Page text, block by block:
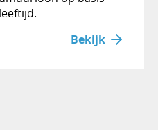
Bekijk